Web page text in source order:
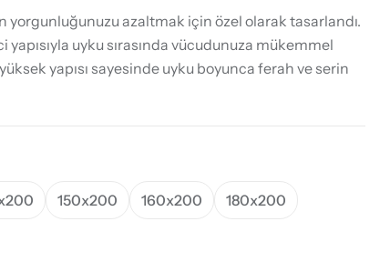
azaltmak için özel olarak tasarlandı.
uyku sırasında vücudunuza mükemmel
yapısı sayesinde uyku boyunca ferah ve serin
150x200 160x200 180x200